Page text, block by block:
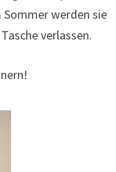
Sommer werden sie
verlassen.